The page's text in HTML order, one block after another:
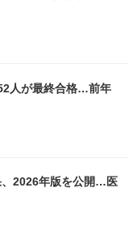
人が最終合格…前年
、2026年版を公開…医